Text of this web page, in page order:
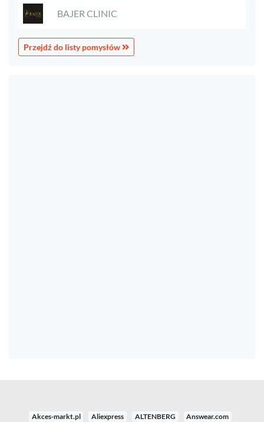
BAJER CLINIC
Przejdź do listy pomysłów
Akces-markt.pl Aliexpress ALTENBERG
Answear.com